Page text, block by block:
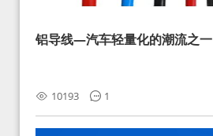
铝导线—汽车轻量化的潮流之一
10193 1